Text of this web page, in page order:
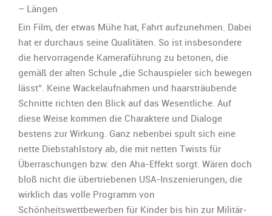
– Längen
Ein Film, der etwas Mühe hat, Fahrt aufzunehmen. Dabei
hat er durchaus seine Qualitäten. So ist insbesondere
die hervorragende Kameraführung zu betonen, die
gemäß der alten Schule „die Schauspieler sich bewegen
lässt“. Keine Wackelaufnahmen und haarsträubende
Schnitte richten den Blick auf das Wesentliche. Auf
diese Weise kommen die Charaktere und Dialoge
bestens zur Wirkung. Ganz nebenbei spult sich eine
nette Diebstahlstory ab, die mit netten Twists für
Überraschungen bzw. den Aha-Effekt sorgt. Wären doch
bloß nicht die übertriebenen USA-Inszenierungen, die
wirklich das volle Programm von
Schönheitswettbewerben für Kinder bis hin zur Militär-